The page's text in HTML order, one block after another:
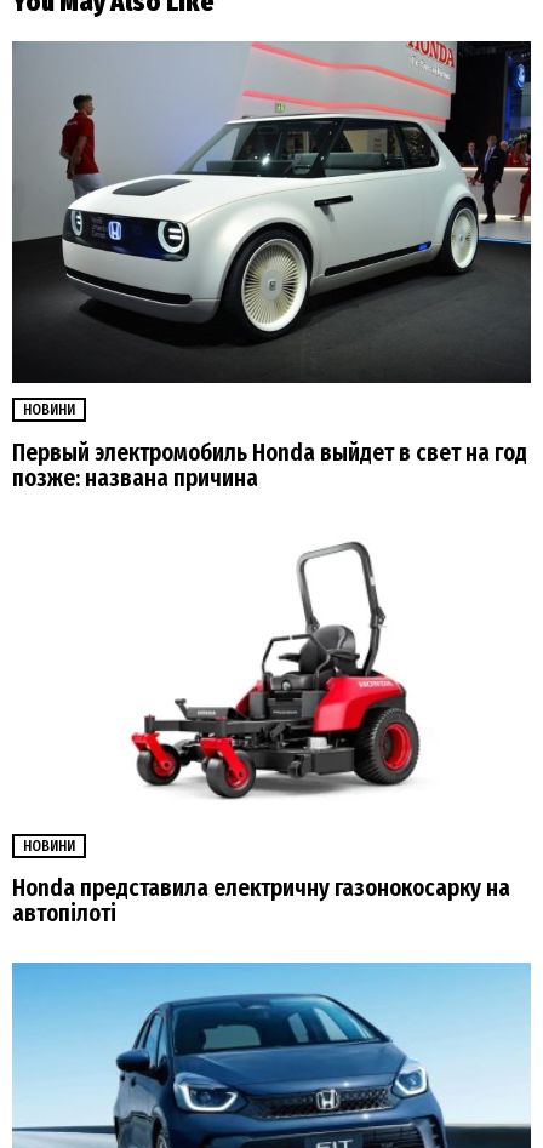
НОВИНИ
Первый электромобиль Honda выйдет в свет на год
позже: названа причина
НОВИНИ
Honda представила електричну газонокосарку на
автопілоті